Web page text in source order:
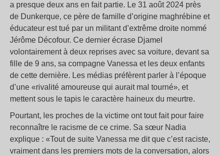
a presque deux ans en fait partie. Le 31 août 2024 près
de Dunkerque, ce père de famille d’origine maghrébine et
éducateur est tué par un militant d’extrême droite nommé
Jérôme Décofour. Ce dernier écrase Djamel
volontairement à deux reprises avec sa voiture, devant sa
fille de 9 ans, sa compagne Vanessa et les deux enfants
de cette dernière. Les médias préfèrent parler à l’époque
d’une «rivalité amoureuse qui aurait mal tourné», et
mettent sous le tapis le caractère haineux du meurtre.
Pourtant, les proches de la victime ont tout fait pour faire
reconnaître le racisme de ce crime. Sa sœur Nadia
explique : «Tout de suite Vanessa me dit que c’est raciste,
vraiment dans les premiers mots de la conversation, alors